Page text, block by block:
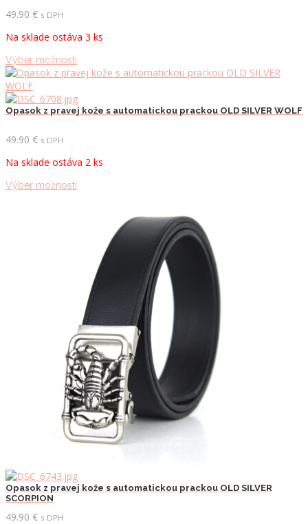
vybrať
stránke
produktu.
49.90 € s DPH
Na sklade ostáva 3 ks
Výber možnostíTento
produkt
viacero
variantov.
vybrať
stránke
Opasok z pravej kože s automatickou prackou OLD SILVER WOLF
49.90 € s DPH
Na sklade ostáva 2 ks
Výber možnostíTento
variantov.
Možnosti
môžete
vybrať
na
stránke
produktu.
Opasok z pravej kože s automatickou prackou OLD SILVER
SCORPION
49.90 € s DPH